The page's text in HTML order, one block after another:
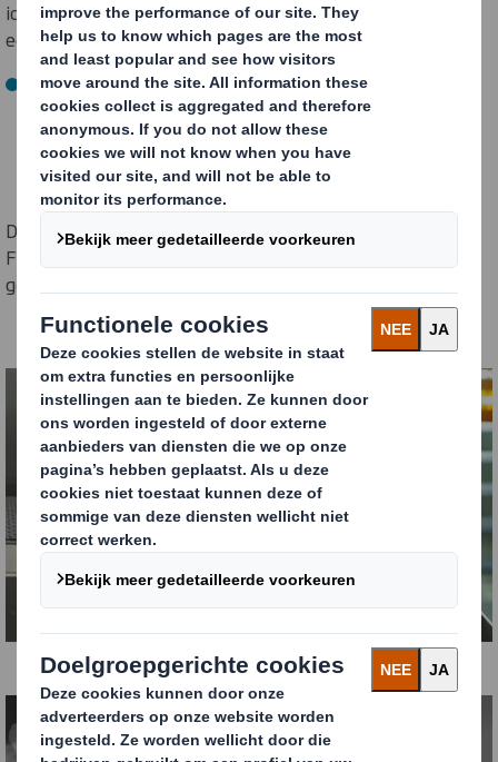
iconische sapmerken Marli Juissi, Vital, Mehukatti en Trip
een begrip onder de Finnen.
In de vroege jaren 2000 werden de Finse bedrijven
onderdeel van Europa's leidende sapbedrijf Eckes-
Granini, met internationale merken zoals Granini, God
Morgon en Rynkeby.
Dit heeft geleid tot aanzienlijke nieuwe investeringen in
Finland en over het algemeen zijn we sterker
gepositioneerd dan ooit." voegt Helokoski toe.